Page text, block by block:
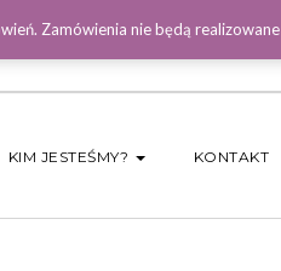
KIM JESTEŚMY? KONTAKT
Zamówienia nie będą realizowane